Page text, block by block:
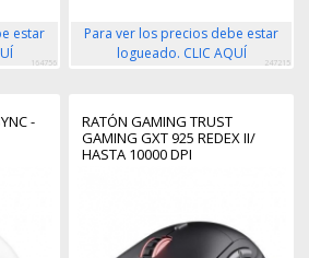
estar
164756
Para ver los precios debe estar
logueado. CLIC AQUÍ
247215
-
RATÓN GAMING TRUST
GAMING GXT 925 REDEX II/
HASTA 10000 DPI